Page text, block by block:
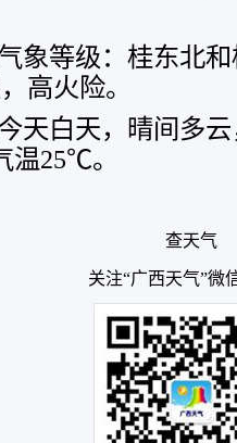
象等级：桂东北
高火险。
天白天，晴间多
温25℃。
查天气
关注“广西天气”微